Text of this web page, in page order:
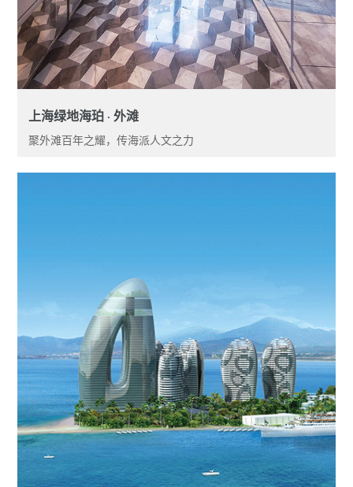
上海绿地海珀 · 外滩
聚外滩百年之耀，传海派人文之力